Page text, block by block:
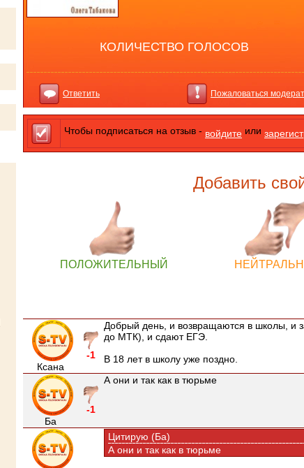
КОЛИЧЕСТВО ГОЛОСОВ
Ответить Пожаловаться
Чтобы подписаться на отзыв - войдите или
Добавить
ПОЛОЖИТЕЛЬНЫЙ
Ксана
-1
Добрый день, и возвращаются в школы, и
до МТК), и сдают ЕГЭ.
В 18 лет в школу уже поздно.
Ба
-1
А они и так как в тюрьме
Цитирую (Ба)
А они и так как в тюрьме